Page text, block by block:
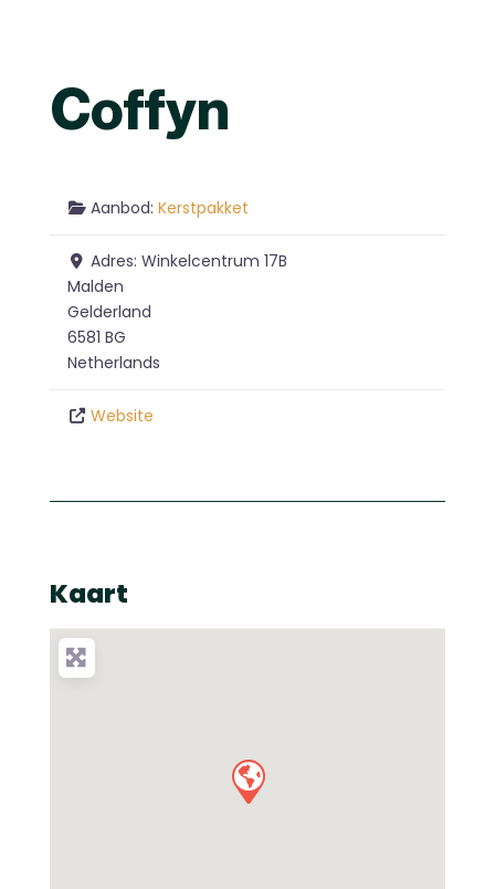
Coffyn
Aanbod:Kerstpakket
Adres:Winkelcentrum 17B
Malden
Gelderland
6581 BG
Netherlands
Website
Kaart